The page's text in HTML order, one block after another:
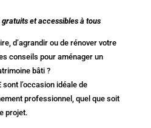
et accessibles à tous
d’agrandir ou de rénover votre
conseils pour aménager un
bâti ?
l’occasion idéale de
professionnel, quel que soit
projet.